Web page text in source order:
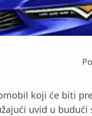
koji će biti
uvid u budući